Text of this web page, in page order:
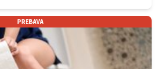
PREBAVA